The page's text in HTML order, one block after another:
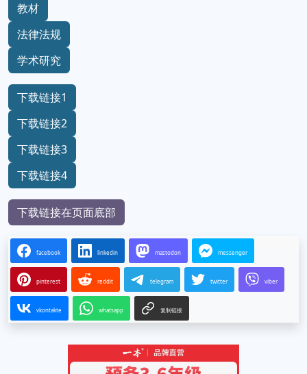
教材
法律法规
学术研究
下载链接1
下载链接2
下载链接3
下载链接4
下载链接在页面底部
facebook linkedin mastodon messenger
pinterest reddit telegram twitter viber
vkontakte whatsapp 复制链接